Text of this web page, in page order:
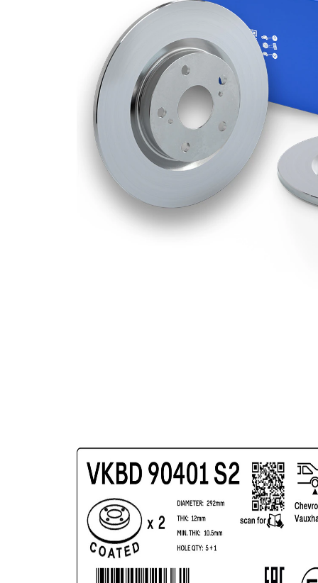
disc frâna
Grosime
minima
10,5 mm
Numar
pistoane
1
Diametru
exterior
292 mm
Numar
gauri
5
Diametru
de centrare
67,4 mm
Asezare
acoperit
(cu un